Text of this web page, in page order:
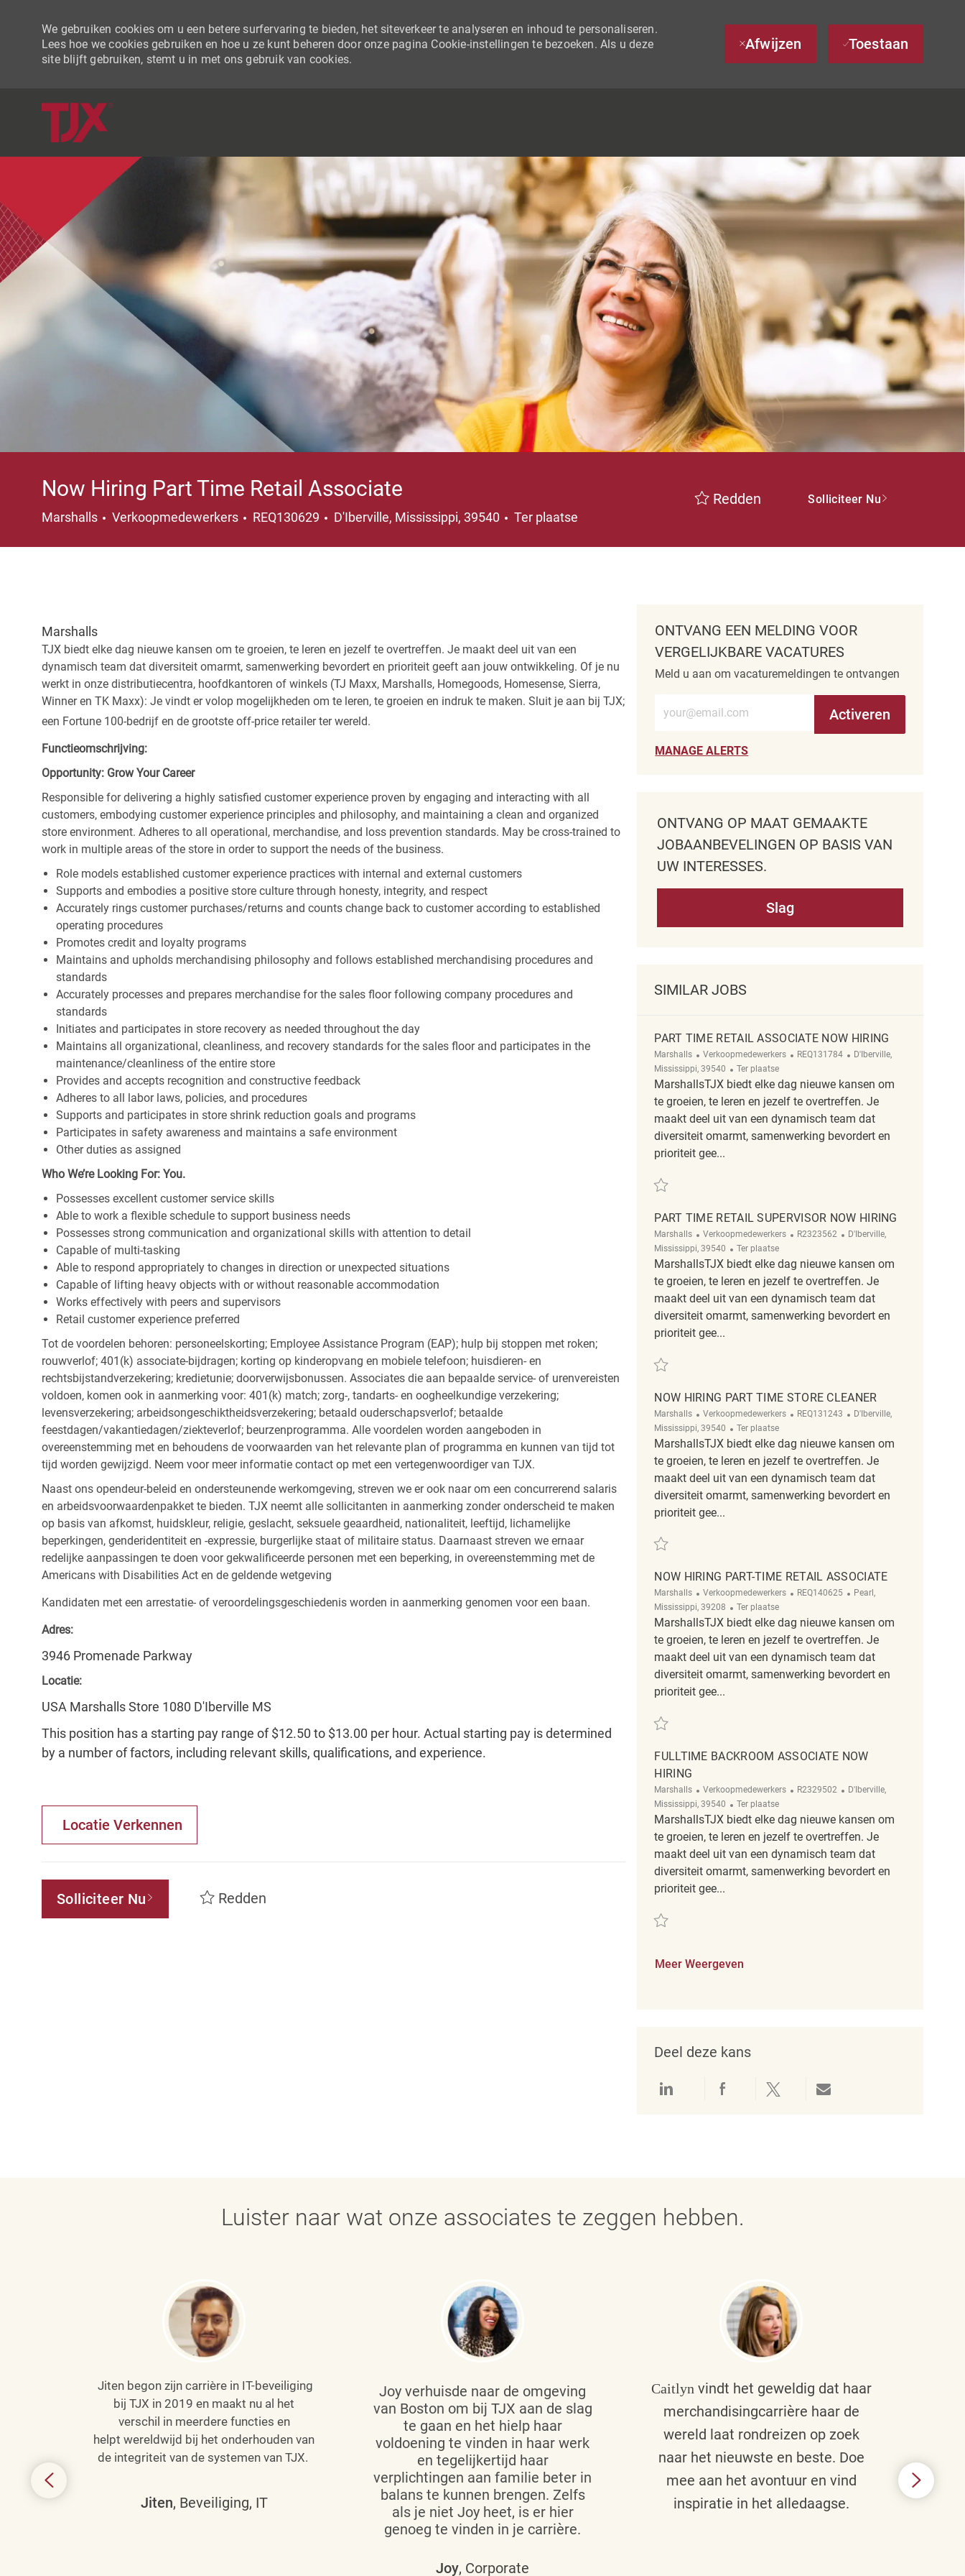
We gebruiken cookies om u een betere surfervaring te bieden, het siteverkeer te analyseren en inhoud te personaliseren.
Lees hoe we cookies gebruiken en hoe u ze kunt beheren door onze pagina Cookie-instellingen te bezoeken. Als u deze
site blijft gebruiken, stemt u in met ons gebruik van cookies.
Afwijzen Toestaan
Now Hiring Part Time Retail Associate
Marshalls Categorie
Verkoopmedewerkers REQ130629 Plaats
D'Iberville, Mississippi, 39540 Ter plaatse
Redden Solliciteer Nu
Marshalls
TJX biedt elke dag nieuwe kansen om te groeien, te leren en jezelf te overtreffen. Je maakt deel uit van een
dynamisch team dat diversiteit omarmt, samenwerking bevordert en prioriteit geeft aan jouw ontwikkeling. Of je nu
werkt in onze distributiecentra, hoofdkantoren of winkels (TJ Maxx, Marshalls, Homegoods, Homesense, Sierra,
Winner en TK Maxx): Je vindt er volop mogelijkheden om te leren, te groeien en indruk te maken. Sluit je aan bij TJX;
een Fortune 100-bedrijf en de grootste off-price retailer ter wereld.
Functieomschrijving:
Opportunity: Grow Your Career
Responsible for delivering a highly satisfied customer experience proven by engaging and interacting with all
customers, embodying customer experience principles and philosophy, and maintaining a clean and organized
store environment. Adheres to all operational, merchandise, and loss prevention standards. May be cross-trained to
work in multiple areas of the store in order to support the needs of the business.
Role models established customer experience practices with internal and external customers
Supports and embodies a positive store culture through honesty, integrity, and respect
Accurately rings customer purchases/returns and counts change back to customer according to established
operating procedures
Promotes credit and loyalty programs
Maintains and upholds merchandising philosophy and follows established merchandising procedures and
standards
Accurately processes and prepares merchandise for the sales floor following company procedures and
standards
Initiates and participates in store recovery as needed throughout the day
Maintains all organizational, cleanliness, and recovery standards for the sales floor and participates in the
maintenance/cleanliness of the entire store
Provides and accepts recognition and constructive feedback
Adheres to all labor laws, policies, and procedures
Supports and participates in store shrink reduction goals and programs
Participates in safety awareness and maintains a safe environment
Other duties as assigned
Who We’re Looking For: You.
Possesses excellent customer service skills
Able to work a flexible schedule to support business needs
Possesses strong communication and organizational skills with attention to detail
Capable of multi-tasking
Able to respond appropriately to changes in direction or unexpected situations
Capable of lifting heavy objects with or without reasonable accommodation
Works effectively with peers and supervisors
Retail customer experience preferred
Tot de voordelen behoren: personeelskorting; Employee Assistance Program (EAP); hulp bij stoppen met roken;
rouwverlof; 401(k) associate-bijdragen; korting op kinderopvang en mobiele telefoon; huisdieren- en
rechtsbijstandverzekering; kredietunie; doorverwijsbonussen. Associates die aan bepaalde service- of urenvereisten
voldoen, komen ook in aanmerking voor: 401(k) match; zorg-, tandarts- en oogheelkundige verzekering;
levensverzekering; arbeidsongeschiktheidsverzekering; betaald ouderschapsverlof; betaalde
feestdagen/vakantiedagen/ziekteverlof; beurzenprogramma. Alle voordelen worden aangeboden in
overeenstemming met en behoudens de voorwaarden van het relevante plan of programma en kunnen van tijd tot
tijd worden gewijzigd. Neem voor meer informatie contact op met een vertegenwoordiger van TJX.
Naast ons opendeur-beleid en ondersteunende werkomgeving, streven we er ook naar om een concurrerend salaris
en arbeidsvoorwaardenpakket te bieden. TJX neemt alle sollicitanten in aanmerking zonder onderscheid te maken
op basis van afkomst, huidskleur, religie, geslacht, seksuele geaardheid, nationaliteit, leeftijd, lichamelijke
beperkingen, genderidentiteit en -expressie, burgerlijke staat of militaire status. Daarnaast streven we ernaar
redelijke aanpassingen te doen voor gekwalificeerde personen met een beperking, in overeenstemming met de
Americans with Disabilities Act en de geldende wetgeving
Kandidaten met een arrestatie- of veroordelingsgeschiedenis worden in aanmerking genomen voor een baan.
Adres:
3946 Promenade Parkway
Locatie:
USA Marshalls Store 1080 D'Iberville MS
This position has a starting pay range of $12.50 to $13.00 per hour. Actual starting pay is determined
by a number of factors, including relevant skills, qualifications, and experience.
Locatie Verkennen
Solliciteer Nu Redden
ONTVANG EEN MELDING VOOR
VERGELIJKBARE VACATURES
Meld u aan om vacaturemeldingen te ontvangen
Activeren
MANAGE ALERTS
ONTVANG OP MAAT GEMAAKTE
JOBAANBEVELINGEN OP BASIS VAN
UW INTERESSES.
Slag
SIMILAR JOBS
PART TIME RETAIL ASSOCIATE NOW HIRING
Marshalls Categorie
Verkoopmedewerkers ReqId
REQ131784 Plaats
D'Iberville,
Mississippi, 39540
Afgelegen
Ter plaatse
MarshallsTJX biedt elke dag nieuwe kansen om
te groeien, te leren en jezelf te overtreffen. Je
maakt deel uit van een dynamisch team dat
diversiteit omarmt, samenwerking bevordert en
prioriteit gee...
Redden Part Time Retail Associate Now Hiring REQ131784
PART TIME RETAIL SUPERVISOR NOW HIRING
Marshalls Categorie
Verkoopmedewerkers ReqId
R2323562 Plaats
D'Iberville,
Mississippi, 39540
Afgelegen
Ter plaatse
MarshallsTJX biedt elke dag nieuwe kansen om
te groeien, te leren en jezelf te overtreffen. Je
maakt deel uit van een dynamisch team dat
diversiteit omarmt, samenwerking bevordert en
prioriteit gee...
NOW HIRING PART TIME STORE CLEANER
Marshalls Categorie
Verkoopmedewerkers ReqId
REQ131243 Plaats
D'Iberville,
Mississippi, 39540
Afgelegen
Ter plaatse
MarshallsTJX biedt elke dag nieuwe kansen om
te groeien, te leren en jezelf te overtreffen. Je
maakt deel uit van een dynamisch team dat
diversiteit omarmt, samenwerking bevordert en
prioriteit gee...
Redden Now Hiring Part Time Store Cleaner REQ131243
NOW HIRING PART-TIME RETAIL ASSOCIATE
Marshalls Categorie
Verkoopmedewerkers ReqId
REQ140625 Plaats
Pearl,
Mississippi, 39208
Afgelegen
Ter plaatse
MarshallsTJX biedt elke dag nieuwe kansen om
te groeien, te leren en jezelf te overtreffen. Je
maakt deel uit van een dynamisch team dat
diversiteit omarmt, samenwerking bevordert en
prioriteit gee...
Redden Now hiring part-time retail associate REQ140625
FULLTIME BACKROOM ASSOCIATE NOW
HIRING
Marshalls Categorie
Verkoopmedewerkers ReqId
R2329502 Plaats
D'Iberville,
Mississippi, 39540
Afgelegen
Ter plaatse
MarshallsTJX biedt elke dag nieuwe kansen om
te groeien, te leren en jezelf te overtreffen. Je
maakt deel uit van een dynamisch team dat
diversiteit omarmt, samenwerking bevordert en
prioriteit gee...
Redden FullTime Backroom Associate now hiring R2329502
Meer Weergeven
Deel deze kans
Delen via LinkedInDelen via Facebook
Delen via twitterDelen via e-mail
Luister naar wat onze associates te zeggen hebben.
Jiten begon zijn carrière in IT-beveiliging
bij TJX in 2019 en maakt nu al het
verschil in meerdere functies en
helpt wereldwijd bij het onderhouden van
de integriteit van de systemen van TJX.
Jiten, Beveiliging, IT
Joy verhuisde naar de omgeving
van Boston om bij TJX aan de slag
te gaan en het hielp haar
voldoening te vinden in haar werk
en tegelijkertijd haar
verplichtingen aan familie beter in
balans te kunnen brengen. Zelfs
als je niet Joy heet, is er hier
genoeg te vinden in je carrière.
Joy, Corporate
Caitlyn vindt het geweldig dat haar
merchandisingcarrière haar de
wereld laat rondreizen op zoek
naar het nieuwste en beste. Doe
mee aan het avontuur en vind
inspiratie in het alledaagse.